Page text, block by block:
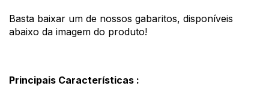
Basta baixar um de nossos gabaritos, disponíveis
abaixo da imagem do produto!
Principais Características :